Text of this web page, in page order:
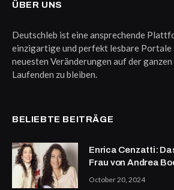
ÜBER UNS
Deutschleb ist eine ansprechende
einzigartige und perfekt lesbare Portale
neuesten Veränderungen auf der
Laufenden zu bleiben.
BELIEBTE BEITRÄGE
Enrica Cenzatti:
Frau von Andrea
October 20, 2024